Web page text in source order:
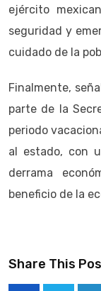
ejército
seguridad y
cuidado de la
Finalmente,
parte de la
periodo
al estado, con
derrama
beneficio de la
Share This